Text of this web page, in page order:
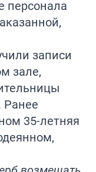
персонала
записи
зале,
Ранее
35-летняя